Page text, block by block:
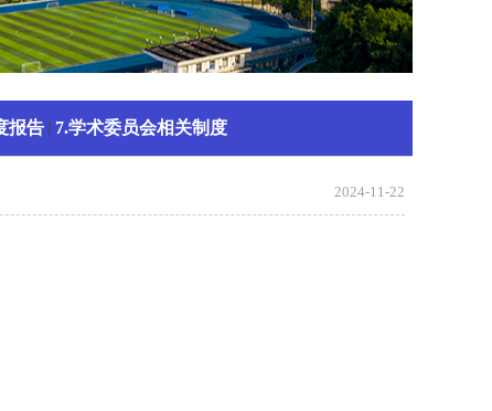
报告 7.学术委员会相关制度
2024-11-22